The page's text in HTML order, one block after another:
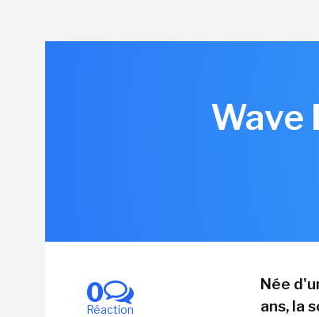
Wave
0
Réaction
Née
ans, la